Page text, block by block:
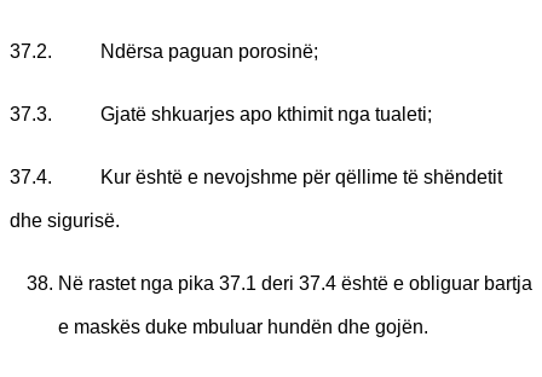
37.2. Ndërsa paguan porosinë;
37.3. Gjatë shkuarjes apo kthimit nga tualeti;
37.4. Kur është e nevojshme për qëllime të shëndetit
dhe sigurisë.
Në rastet nga pika 37.1 deri 37.4 është e obliguar bartja
e maskës duke mbuluar hundën dhe gojën.